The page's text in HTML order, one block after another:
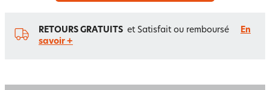
RETOURS GRATUITS et Satisfait ou remboursé
En
savoir +